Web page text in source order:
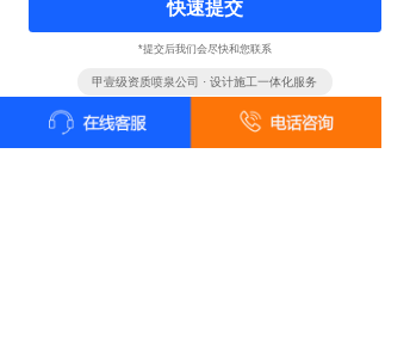
快速提交
*提交后我们会尽快和您联系
甲壹级资质喷泉公司 · 设计施工一体化服务